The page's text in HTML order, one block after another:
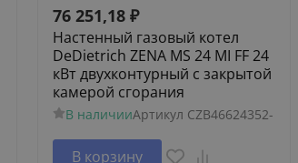
76 251,18 ₽
Настенный газовый котел
DeDietrich ZENA MS 24 MI FF 24
кВт двухконтурный с закрытой
камерой сгорания
В наличииАртикул CZB46624352-
В корзину